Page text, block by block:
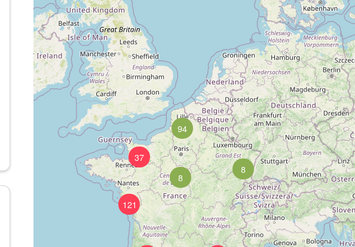
8
37
8
94
121